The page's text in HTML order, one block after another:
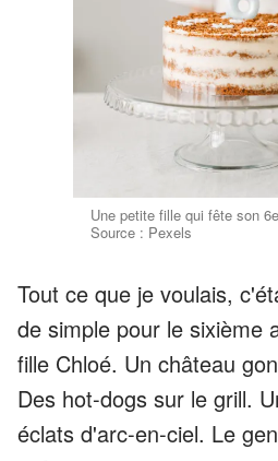
Une petite fille qui fête son
Source : Pexels
Tout ce que je voulais,
de simple pour le sixième
fille Chloé. Un château
Des hot-dogs sur le grill.
éclats d'arc-en-ciel. Le